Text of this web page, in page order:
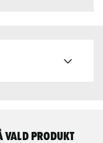
vald produkt